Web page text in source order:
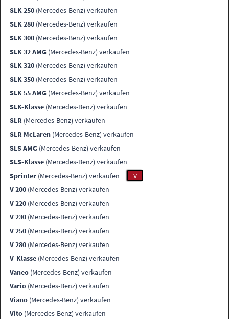
SLK 250 (Mercedes-Benz) verkaufen
SLK 280 (Mercedes-Benz) verkaufen
SLK 300 (Mercedes-Benz) verkaufen
SLK 32 AMG (Mercedes-Benz) verkaufen
SLK 320 (Mercedes-Benz) verkaufen
SLK 350 (Mercedes-Benz) verkaufen
SLK 55 AMG (Mercedes-Benz) verkaufen
SLK-Klasse (Mercedes-Benz) verkaufen
SLR (Mercedes-Benz) verkaufen
SLR McLaren (Mercedes-Benz) verkaufen
SLS AMG (Mercedes-Benz) verkaufen
SLS-Klasse (Mercedes-Benz) verkaufen
Sprinter (Mercedes-Benz) verkaufen
V
V 200 (Mercedes-Benz) verkaufen
V 220 (Mercedes-Benz) verkaufen
V 230 (Mercedes-Benz) verkaufen
V 250 (Mercedes-Benz) verkaufen
V 280 (Mercedes-Benz) verkaufen
V-Klasse (Mercedes-Benz) verkaufen
Vaneo (Mercedes-Benz) verkaufen
Vario (Mercedes-Benz) verkaufen
Viano (Mercedes-Benz) verkaufen
Vito (Mercedes-Benz) verkaufen